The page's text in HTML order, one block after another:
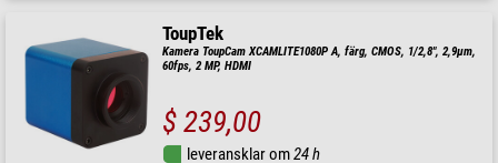
ToupTek
Kamera ToupCam XCAMLITE1080P A, färg, CMOS, 1/2,8", 2,9µm,
60fps, 2 MP, HDMI
$ 239,00
leveransklar om24 h